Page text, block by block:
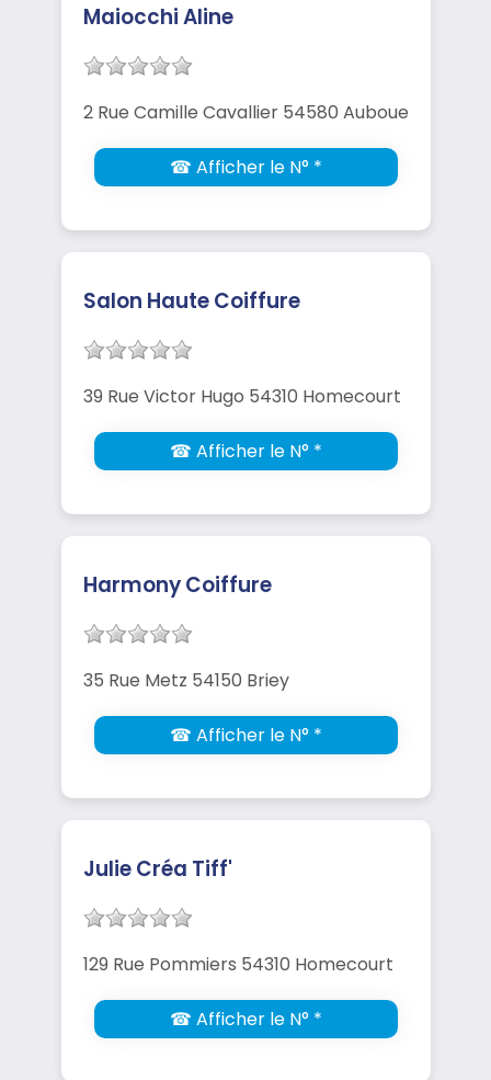
Maiocchi Aline
2 Rue Camille Cavallier 54580 Auboue
☎ Afficher le N° *
Salon Haute Coiffure
39 Rue Victor Hugo 54310 Homecourt
☎ Afficher le N° *
Harmony Coiffure
35 Rue Metz 54150 Briey
☎ Afficher le N° *
Julie Créa Tiff'
129 Rue Pommiers 54310 Homecourt
☎ Afficher le N° *